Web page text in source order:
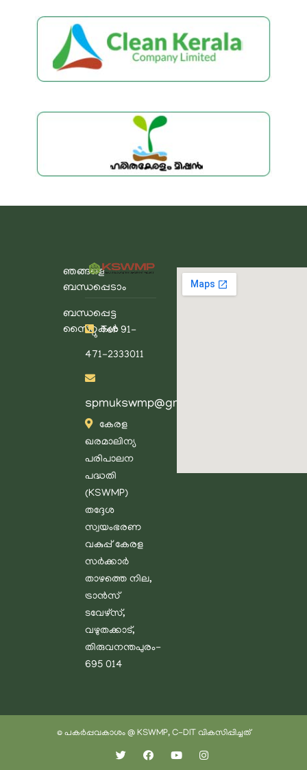
ഞങ്ങളെ
ബന്ധപ്പെടാം
ബന്ധപ്പെട്ട
സൈറ്റുകൾTel: 91-
471-2333011
spmukswmp@gmail.com
കേരള
ഖരമാലിന്യ
പരിപാലന
പദ്ധതി
(KSWMP)
തദ്ദേശ
സ്വയംഭരണ
വകുപ്പ് കേരള
സർക്കാർ
താഴത്തെ നില,
ട്രാൻസ്
ടവേഴ്സ്,
വഴുതക്കാട്,
തിരുവനന്തപുരം-
695 014
© പകർപ്പവകാശം @ KSWMP, C-DIT വികസിപ്പിച്ചത്